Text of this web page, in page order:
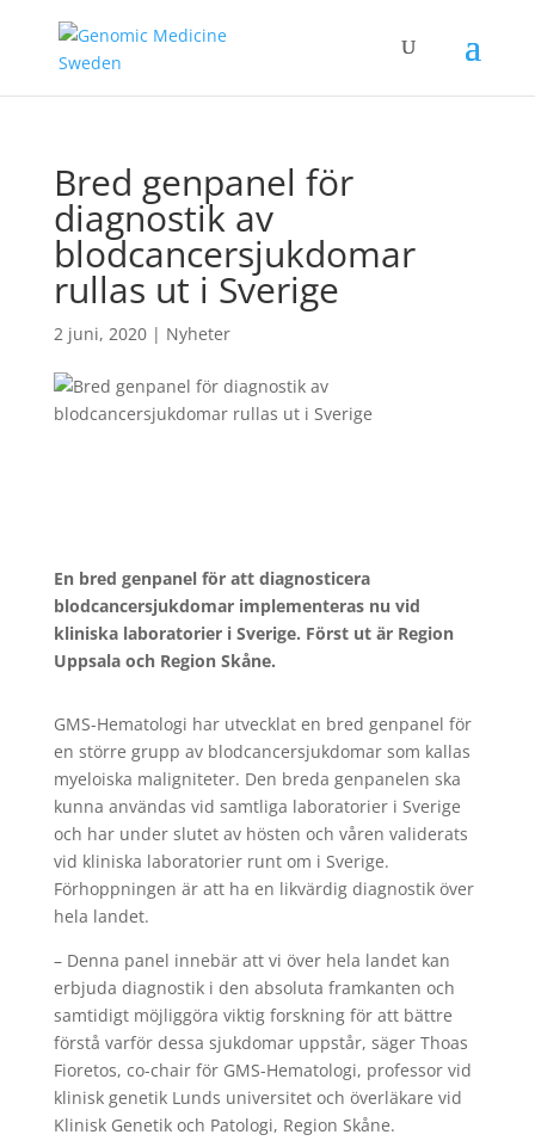
Bred genpanel för
diagnostik av
blodcancersjukdomar
rullas ut i Sverige
2 juni, 2020| Nyheter
En bred genpanel för att diagnosticera
blodcancersjukdomar implementeras nu vid
kliniska laboratorier i Sverige. Först ut är Region
Uppsala och Region Skåne.
GMS-Hematologi har utvecklat en bred genpanel för
en större grupp av blodcancersjukdomar som kallas
myeloiska maligniteter. Den breda genpanelen ska
kunna användas vid samtliga laboratorier i Sverige
och har under slutet av hösten och våren validerats
vid kliniska laboratorier runt om i Sverige.
Förhoppningen är att ha en likvärdig diagnostik över
hela landet.
– Denna panel innebär att vi över hela landet kan
erbjuda diagnostik i den absoluta framkanten och
samtidigt möjliggöra viktig forskning för att bättre
förstå varför dessa sjukdomar uppstår, säger Thoas
Fioretos, co-chair för GMS-Hematologi, professor vid
klinisk genetik Lunds universitet och överläkare vid
Klinisk Genetik och Patologi, Region Skåne.